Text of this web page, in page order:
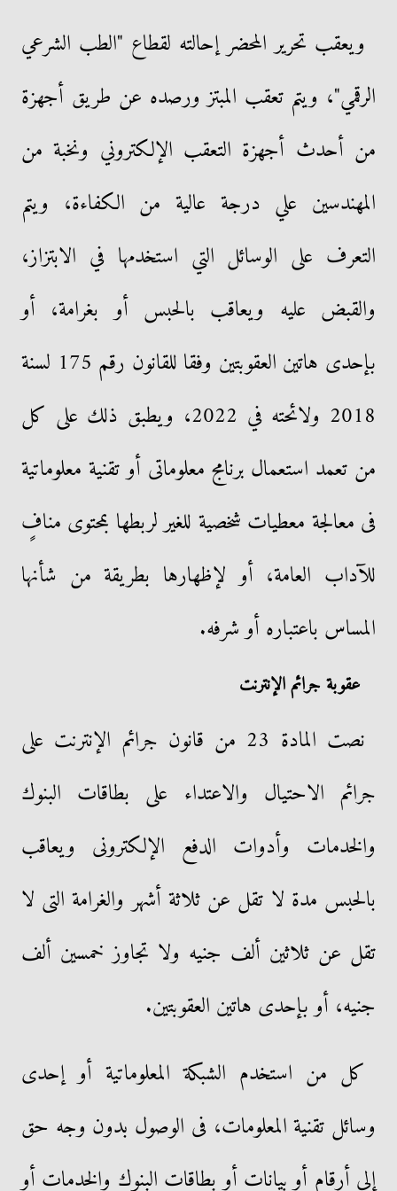
ويعقب تحرير المحضر إحالته لقطاع "الطب الشرعي
الرقمي"، ويتم تعقب المبتز ورصده عن طريق أجهزة
من أحدث أجهزة التعقب الإلكتروني ونخبة من
المهندسين علي درجة عالية من الكفاءة، ويتم
التعرف على الوسائل التي استخدمها في الابتزاز،
والقبض عليه ويعاقب بالحبس أو بغرامة، أو
بإحدى هاتين العقوبتين وفقا للقانون رقم 175 لسنة
2018 ولائحته في 2022، ويطبق ذلك على كل
من تعمد استعمال برنامج معلوماتى أو تقنية معلوماتية
فى معالجة معطيات شخصية للغير لربطها بمحتوى منافٍ
للآداب العامة، أو لإظهارها بطريقة من شأنها
المساس باعتباره أو شرفه.
عقوبة جرائم الإنترنت
نصت المادة 23 من قانون جرائم الإنترنت على
جرائم الاحتيال والاعتداء على بطاقات البنوك
والخدمات وأدوات الدفع الإلكترونى ويعاقب
بالحبس مدة لا تقل عن ثلاثة أشهر والغرامة التى لا
تقل عن ثلاثين ألف جنيه ولا تجاوز خمسين ألف
جنيه، أو بإحدى هاتين العقوبتين.
كل من استخدم الشبكة المعلوماتية أو إحدى
وسائل تقنية المعلومات، فى الوصول بدون وجه حق
إلى أرقام أو بيانات أو بطاقات البنوك والخدمات أو